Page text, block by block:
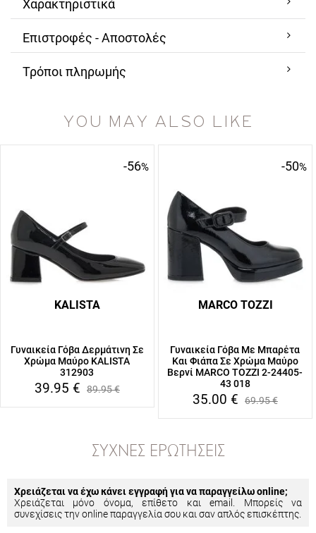
Χαρακτηριστικά
Επιστροφές - Αποστολές
Τρόποι πληρωμής
YOU MAY ALSO LIKE
-56%
KALISTA
Γυναικεία Γόβα Δερμάτινη Σε
Χρώμα Μαύρο KALISTA
312903
39.95 € 89.95€
-50%
MARCO TOZZI
Γυναικεία Γόβα Με Μπαρέτα
Και Φιάπα Σε Χρώμα Μαύρο
Βερνί MARCO TOZZI 2-24405-
43 018
35.00 € 69.95€
ΣΥΧΝΈΣ ΕΡΩΤΉΣΕΙΣ
Χρειάζεται να έχω κάνει εγγραφή για να παραγγείλω online;
Χρειάζεται μόνο όνομα, επίθετο και email. Μπορείς να
συνεχίσεις την online παραγγελία σου και σαν απλός επισκέπτης.